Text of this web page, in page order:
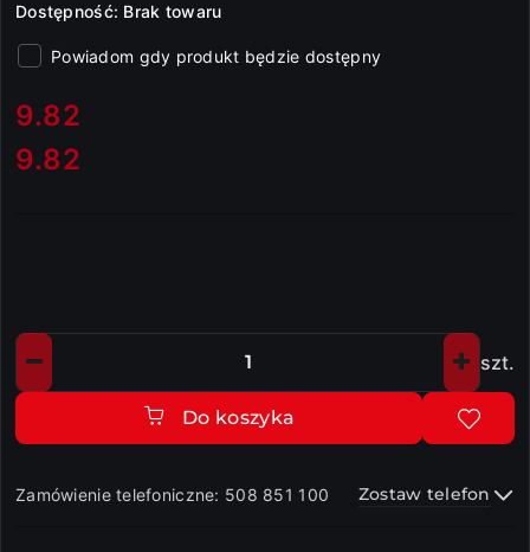
Dostępność: Brak towaru
Powiadom gdy produkt będzie dostępny
cena:
9.82
Cena:
9.82
Ilość szt.
Do koszyka
Zamówienie telefoniczne: 508 851 100 Zostaw telefon